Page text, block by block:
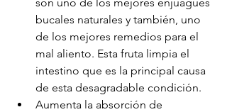
bucales naturales y también, uno
de los mejores remedios para el
mal aliento. Esta fruta limpia el
intestino que es la principal causa
de esta desagradable condición.
Aumenta la absorción de